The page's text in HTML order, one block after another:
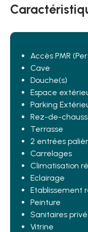
Accès PMR
Cave
Douche(s)
Espace
Parking
Rez-de-
Terrasse
2 entrées
Carrelages
Climatisation
Eclairage
Etablissement
Peinture
Sanitaires
Vitrine